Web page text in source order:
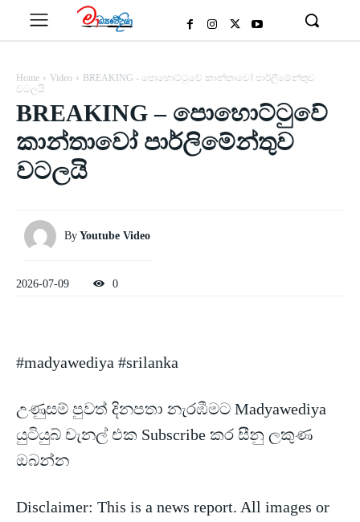
Home Video
BREAKING - පොහොට්ටුවේ කාන්තාවෝ පාර්ලිමේන්තුව
වටලයි
BREAKING – පොහොට්ටුවේ
කාන්තාවෝ පාර්ලිමේන්තුව
වටලයි
By Youtube Video
2026-07-09 0
#madyawediya #srilanka
උණුසම් පුවත් දිනපතා නැරඹීමට Madyawediya
යුටියුබ් චැනල් එක Subscribe කර සීනු ලකුණ
ඔබන්න
Disclaimer: This is a news report. All images or